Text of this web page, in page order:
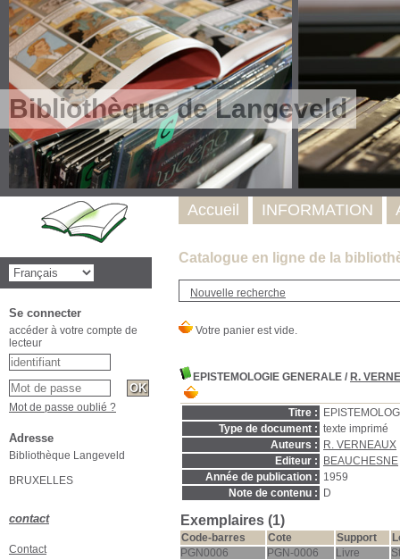
Bibliothèque de Langeveld
Catalogue en ligne de la
Nouvelle recherche
EPISTEMOLOGIE GENERALE / R.
Titre :
Type de document : texte imprimé
Auteurs :
R. VERNEAUX
Editeur :
BEAUCHESNE
Année de publication : 1959
Note de contenu :
D
Exemplaires (1)
Code-barres Cote Support
PGN0006
PGN-0006 Livre
Accueil INFORMATION
Se connecter
accéder à votre compte de
lecteur
Mot de passe oublié ?
Adresse
Bibliothèque Langeveld
BRUXELLES
contact
Contact